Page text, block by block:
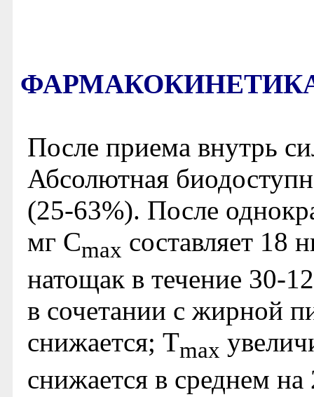
После приема внутрь
Абсолютная
(25-63%). После
мг Cmax составляет 18
натощак в течение 30-
в сочетании с жирной
снижается; Тmax
снижается в среднем